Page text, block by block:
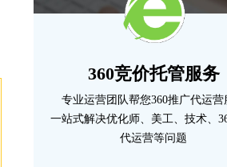
360竞价托管服务
专业运营团队帮您360推广代运营
一站式解决优化师、美工、技术、
代运营等问题